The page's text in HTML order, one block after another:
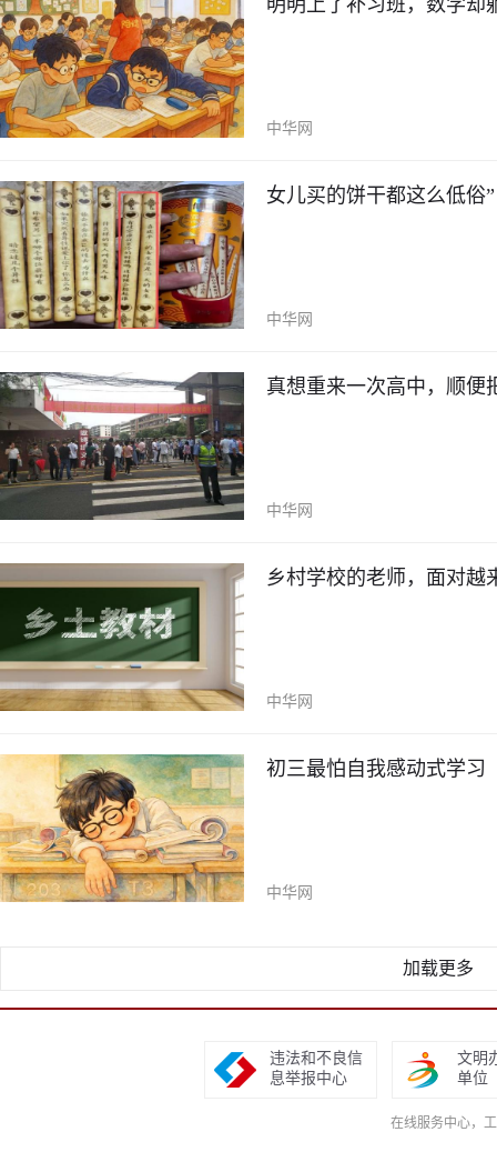
明明上了补习班，数学却
中华网
女儿买的饼干都这么低俗
中华网
真想重来一次高中，顺便
中华网
乡村学校的老师，面对越
中华网
初三最怕自我感动式学习
中华网
加载更多
违法和不良信
息举报中心
文明
单位
在线服务中心，